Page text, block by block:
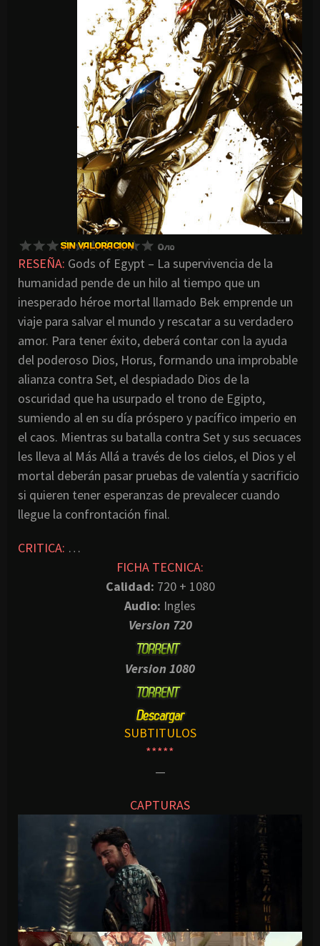
RESEÑA: Gods of Egypt – La supervivencia de la
humanidad pende de un hilo al tiempo que un
inesperado héroe mortal llamado Bek emprende un
viaje para salvar el mundo y rescatar a su verdadero
amor. Para tener éxito, deberá contar con la ayuda
del poderoso Dios, Horus, formando una improbable
alianza contra Set, el despiadado Dios de la
oscuridad que ha usurpado el trono de Egipto,
sumiendo al en su día próspero y pacífico imperio en
el caos. Mientras su batalla contra Set y sus secuaces
les lleva al Más Allá a través de los cielos, el Dios y el
mortal deberán pasar pruebas de valentía y sacrificio
si quieren tener esperanzas de prevalecer cuando
llegue la confrontación final.
CRITICA: …
FICHA TECNICA:
Calidad: 720 + 1080
Audio: Ingles
Version 720
Version 1080
SUBTITULOS
*****
—
CAPTURAS